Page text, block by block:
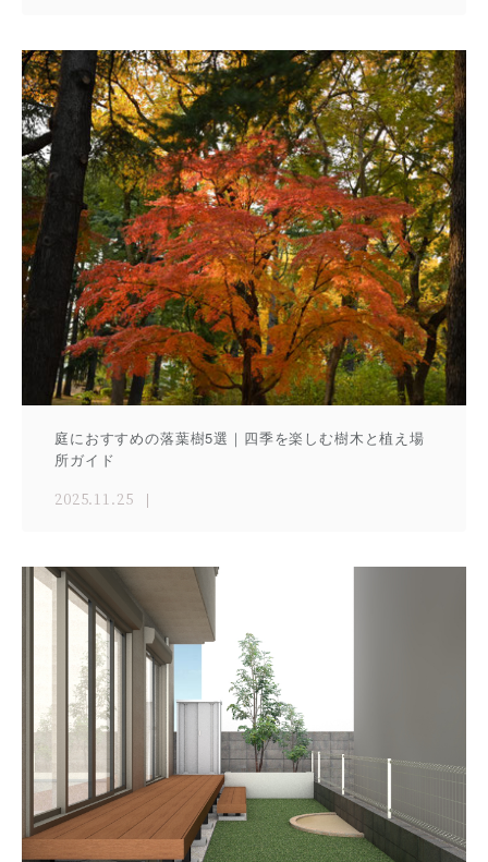
庭におすすめの落葉樹5選｜四季を楽しむ樹木と植え場
所ガイド
2025.11.25